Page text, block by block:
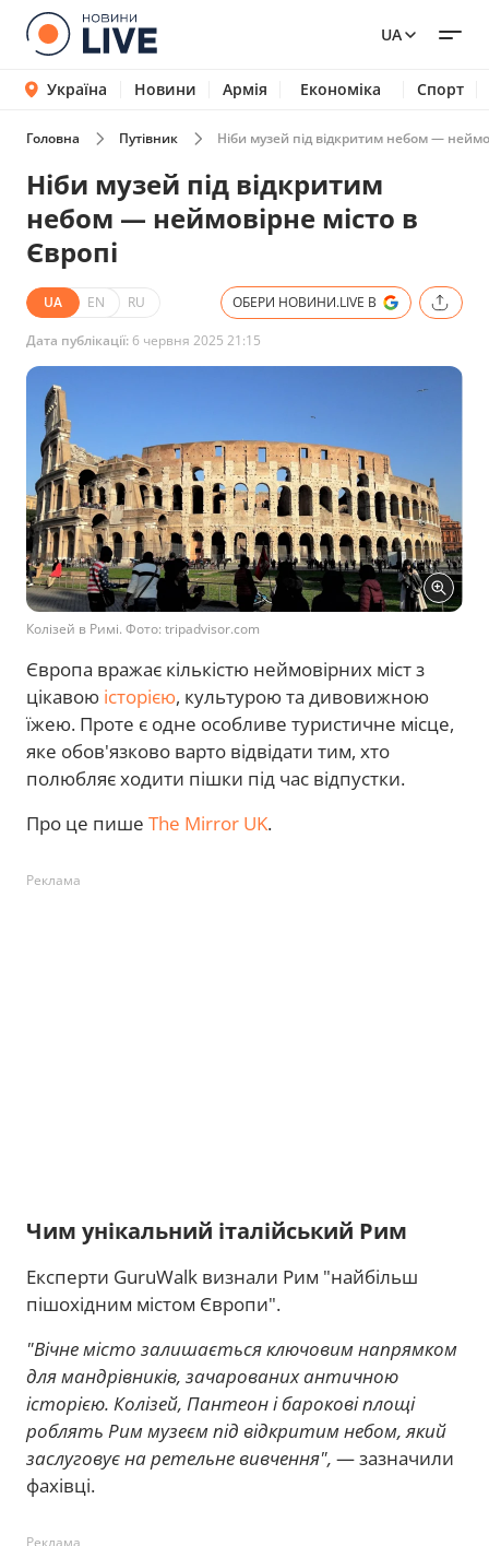
UA
Україна Новини Армія Економіка Спорт
Головна Путівник Ніби музей під відкритим небом —
Ніби музей під відкритим
небом — неймовірне місто в
Європі
UA EN RU ОБЕРИ НОВИНИ.LIVE В
Дата публікації: 6 червня 2025 21:15
Колізей в Римі. Фото: tripadvisor.com
Європа вражає кількістю неймовірних міст з
цікавою історією, культурою та дивовижною
їжею. Проте є одне особливе туристичне місце,
яке обов'язково варто відвідати тим, хто
полюбляє ходити пішки під час відпустки.
Про це пише The Mirror UK.
Реклама
Чим унікальний італійський Рим
Експерти GuruWalk визнали Рим "найбільш
пішохідним містом Європи".
"Вічне місто залишається ключовим напрямком
для мандрівників, зачарованих античною
історією. Колізей, Пантеон і барокові площі
роблять Рим музеєм під відкритим небом, який
заслуговує на ретельне вивчення", — зазначили
фахівці.
Реклама